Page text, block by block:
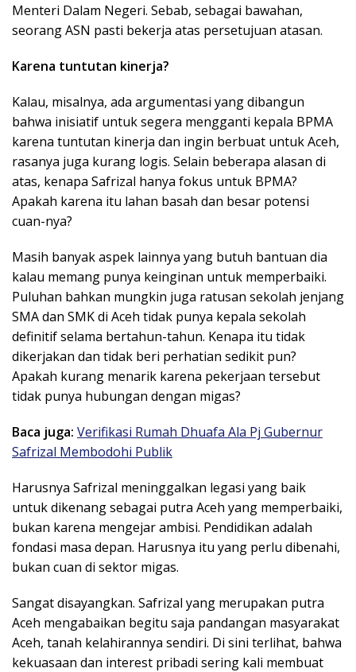
Menteri Dalam Negeri. Sebab, sebagai bawahan,
seorang ASN pasti bekerja atas persetujuan atasan.
Karena tuntutan kinerja?
Kalau, misalnya, ada argumentasi yang dibangun
bahwa inisiatif untuk segera mengganti kepala BPMA
karena tuntutan kinerja dan ingin berbuat untuk Aceh,
rasanya juga kurang logis. Selain beberapa alasan di
atas, kenapa Safrizal hanya fokus untuk BPMA?
Apakah karena itu lahan basah dan besar potensi
cuan-nya?
Masih banyak aspek lainnya yang butuh bantuan dia
kalau memang punya keinginan untuk memperbaiki.
Puluhan bahkan mungkin juga ratusan sekolah jenjang
SMA dan SMK di Aceh tidak punya kepala sekolah
definitif selama bertahun-tahun. Kenapa itu tidak
dikerjakan dan tidak beri perhatian sedikit pun?
Apakah kurang menarik karena pekerjaan tersebut
tidak punya hubungan dengan migas?
Baca juga: Verifikasi Rumah Dhuafa Ala Pj Gubernur
Safrizal Membodohi Publik
Harusnya Safrizal meninggalkan legasi yang baik
untuk dikenang sebagai putra Aceh yang memperbaiki,
bukan karena mengejar ambisi. Pendidikan adalah
fondasi masa depan. Harusnya itu yang perlu dibenahi,
bukan cuan di sektor migas.
Sangat disayangkan. Safrizal yang merupakan putra
Aceh mengabaikan begitu saja pandangan masyarakat
Aceh, tanah kelahirannya sendiri. Di sini terlihat, bahwa
kekuasaan dan interest pribadi sering kali membuat